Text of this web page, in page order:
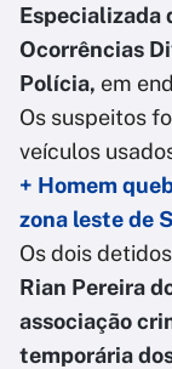
Especializada
Ocorrências
Polícia, em
Os suspeitos
veículos
+ Homem
zona leste de
Os dois
Rian Pereira
associação
temporária